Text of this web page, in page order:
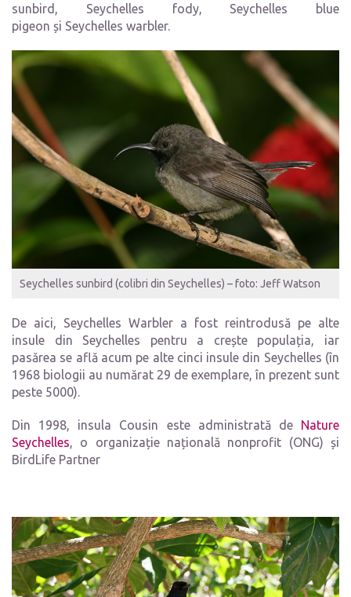
sunbird, Seychelles fody, Seychelles blue
pigeon și Seychelles warbler.
Seychelles sunbird (colibri din Seychelles) – foto: Jeff Watson
De aici, Seychelles Warbler a fost reintrodusă pe alte
insule din Seychelles pentru a crește populația, iar
pasărea se află acum pe alte cinci insule din Seychelles (în
1968 biologii au numărat 29 de exemplare, în prezent sunt
peste 5000).
Din 1998, insula Cousin este administrată de
Nature
Seychelles, o organizație națională nonprofit (ONG) și
BirdLife Partner